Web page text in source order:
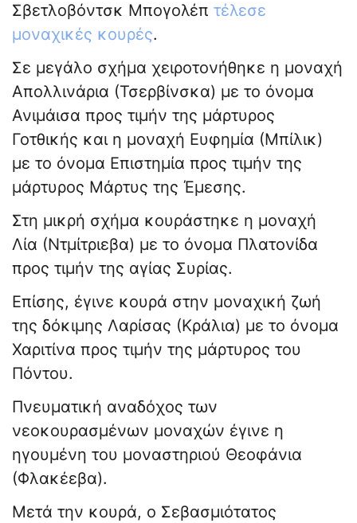
Σβετλοβόντσκ Μπογολέπ τέλεσε
μοναχικές κουρές.
Σε μεγάλο σχήμα χειροτονήθηκε η μοναχή
Απολλινάρια (Τσερβίνσκα) με το όνομα
Ανιμάισα προς τιμήν της μάρτυρος
Γοτθικής και η μοναχή Ευφημία (Μπίλικ)
με το όνομα Επιστημία προς τιμήν της
μάρτυρος Μάρτυς της Έμεσης.
Στη μικρή σχήμα κουράστηκε η μοναχή
Λία (Ντμίτριεβα) με το όνομα Πλατονίδα
προς τιμήν της αγίας Συρίας.
Επίσης, έγινε κουρά στην μοναχική ζωή
της δόκιμης Λαρίσας (Κράλια) με το όνομα
Χαριτίνα προς τιμήν της μάρτυρος του
Πόντου.
Πνευματική αναδόχος των
νεοκουρασμένων μοναχών έγινε η
ηγουμένη του μοναστηριού Θεοφάνια
(Φλακέεβα).
Μετά την κουρά, ο Σεβασμιότατος